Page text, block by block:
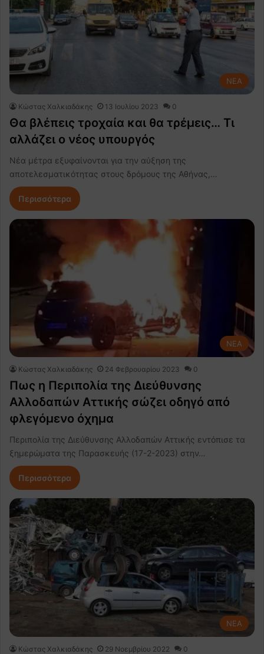
NEA
Κώστας Χαλκιαδάκης 13 Ιουλίου 2023 0
Θα βλέπεις τροχαία και θα τρέμεις… Τι
αλλάζει ο νέος υπουργός
Νέα μέτρα εξυφαίνονται για την αύξηση της
αποτελεσματικότητας στους δρόμους της Αθήνας,…
Περισσότερα
NEA
Κώστας Χαλκιαδάκης 24 Φεβρουαρίου 2023 0
Πως η Περιπολία της Διεύθυνσης
Αλλοδαπών Αττικής σώζει οδηγό από
φλεγόμενο όχημα
Περιπολία της Διεύθυνσης Αλλοδαπών Αττικής εντόπισε τα
ξημερώματα της Παρασκευής (17-2-2023) στην…
Περισσότερα
NEA
Κώστας Χαλκιαδάκης 29 Νοεμβρίου 2022 0